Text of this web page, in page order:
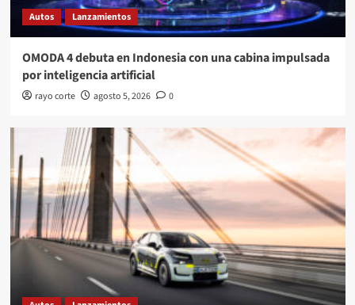
Autos Lanzamientos
OMODA 4 debuta en Indonesia con una cabina impulsada
por inteligencia artificial
rayo corte agosto 5, 2026 0